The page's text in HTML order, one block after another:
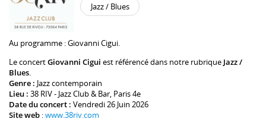
Jazz / Blues
Au programme :Giovanni Cigui
Le concertGiovanni Cigui est référencé dans notre rubrique Jazz /
Blues.
Genre : Jazz contemporain
Lieu : 38 RIV - Jazz Club & Bar, Paris 4e
Date du concert : Vendredi 26 Juin 2026
Site web :www.38riv.com